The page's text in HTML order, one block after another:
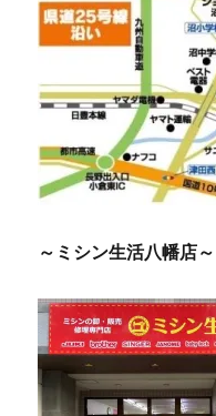
～ミシン生活八幡店～